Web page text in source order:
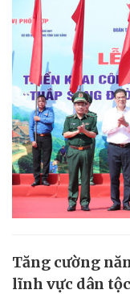
Tăng cường
lĩnh vực dân